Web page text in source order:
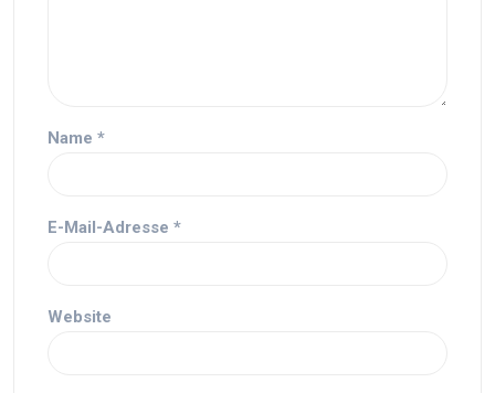
Name *
E-Mail-Adresse *
Website